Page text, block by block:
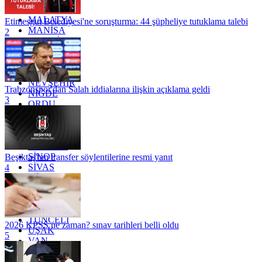
KİLİS
MALATYA
MANİSA
MARDİN
MERSİN
MUĞLA
MUŞ
NEVŞEHİR
NİĞDE
ORDU
OSMANİYE
RİZE
SAKARYA
SİNOP
SİVAS
SİİRT
TEKİRDAĞ
TOKAT
TRABZON
TUNCELİ
UŞAK
VAN
YALOVA
Etimesgut Belediyesi'ne soruşturma: 44 şüpheliye tutuklama talebi
2
Trabzonspor'dan Salah iddialarına ilişkin açıklama geldi
3
Beşiktaş'tan transfer söylentilerine resmi yanıt
4
2026 KPSS ne zaman? sınav tarihleri belli oldu
5